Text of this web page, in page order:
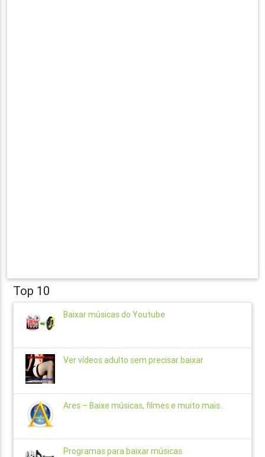
Top 10
Baixar músicas do Youtube
Ver vídeos adulto sem precisar baixar
Ares – Baixe músicas, filmes e muito mais..
Programas para baixar músicas